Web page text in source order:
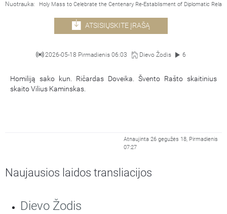
Nuotrauka: Holy Mass to Celebrate the Centenary Re-Establisment of Diplomatic
ATSISIŲSKITE ĮRAŠĄ
2026-05-18 Pirmadienis 06:03 Dievo Žodis 6
Homiliją sako kun. Ričardas Doveika. Švento Rašto skaitinius
skaito Vilius Kaminskas.
Atnaujinta 26 gegužės 18, Pirmadienis
07:27
Naujausios laidos transliacijos
Dievo Žodis